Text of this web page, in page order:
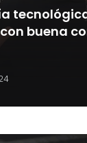
buena